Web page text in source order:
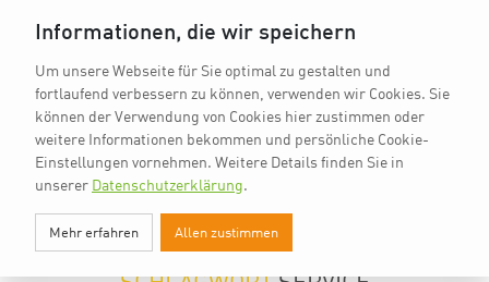
SERVICE
BEITRÄGE MIT DEM
Informationen, die wir speichern
Um unsere Webseite für Sie optimal zu gestalten und
fortlaufend verbessern zu können, verwenden wir Cookies. Sie
können der Verwendung von Cookies hier zustimmen oder
weitere Informationen bekommen und persönliche Cookie-
Einstellungen vornehmen. Weitere Details finden Sie in
unserer Datenschutzerklärung.
Mehr erfahren Allen zustimmen